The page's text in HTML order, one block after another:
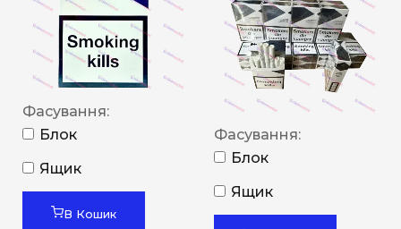
Фасування:
Блок
Ящик
В Кошик
Фасування:
Блок
Ящик